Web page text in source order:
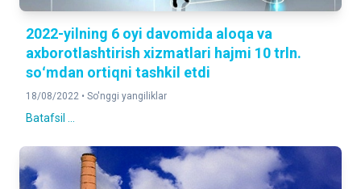
2022-yilning 6 oyi davomida aloqa va
axborotlashtirish xizmatlari hajmi 10 trln.
soʻmdan ortiqni tashkil etdi
18/08/2022 • So'nggi yangiliklar
Batafsil ...